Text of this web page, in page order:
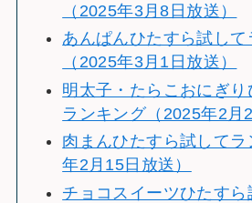
（2025年3月8日放送）
あんぱんひたすら試し
（2025年3月1日放送）
明太子・たらこおにぎり
ランキング（2025年2月
肉まんひたすら試して
年2月15日放送）
チョコスイーツひたす